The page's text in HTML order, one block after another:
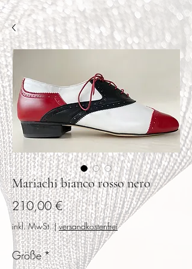
Mariachi bianco rosso nero
210,00 €Preis
inkl. MwSt.|versandkostenfrei
Größe*